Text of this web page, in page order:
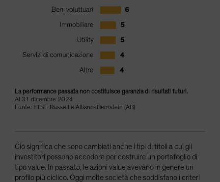
La performance passata non costituisce garanzia di risultati futuri.
Al 31 dicembre 2024
Fonte: FTSE Russell e AllianceBernstein (AB)
Ciò significa che sono cambiati anche i tipi di titoli a cui gli
investitori possono accedere per costruire un portafoglio di
tipo value. In passato, le azioni value avevano in genere un
profilo più ciclico. Oggi molte società che soddisfano i criteri